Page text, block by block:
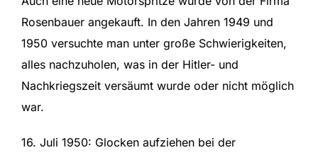
Rosenbauer angekauft. In den Jahren 1949 und
1950 versuchte man unter große Schwierigkeiten,
alles nachzuholen, was in der Hitler- und
Nachkriegszeit versäumt wurde oder nicht möglich
war.
16. Juli 1950: Glocken aufziehen bei der